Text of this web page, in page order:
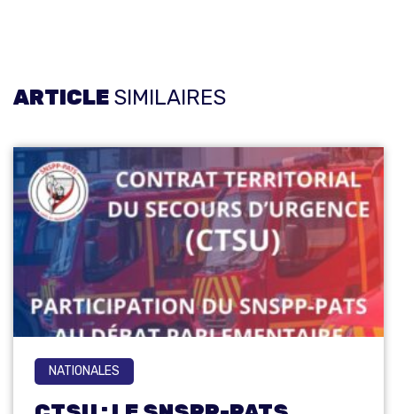
ARTICLE SIMILAIRES
NATIONALES